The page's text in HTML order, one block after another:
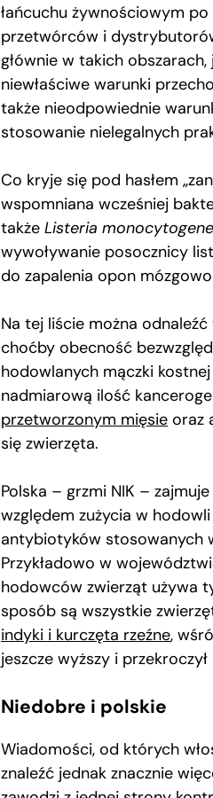
łańcuchu żywnościowym
przetwórców i
głównie w takich obszarach,
niewłaściwe warunki
także nieodpowiednie
stosowanie nielegalnych
Co kryje się pod hasłem
wspomniana wcześniej
także Listeria
wywoływanie posocznicy
do zapalenia opon
Na tej liście można
choćby obecność
hodowlanych mączki
nadmiarową ilość
przetworzonym mięsie oraz
się zwierzęta.
Polska – grzmi NIK –
względem zużycia w
antybiotyków stosowanych
Przykładowo w
hodowców zwierząt używa
sposób są wszystkie
indyki i kurczęta rzeźne,
jeszcze wyższy i
Niedobre i polskie
Wiadomości, od których
znaleźć jednak znacznie